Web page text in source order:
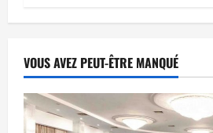
VOUS AVEZ PEUT-ÊTRE MANQUÉ